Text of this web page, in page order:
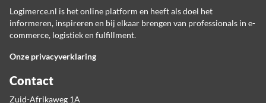
Logimerce.nl is het online platform en heeft als doel het
informeren, inspireren en bij elkaar brengen van professionals in e-
commerce, logistiek en fulfillment.
Onze privacyverklaring
Contact
Zuid-Afrikaweg 1A